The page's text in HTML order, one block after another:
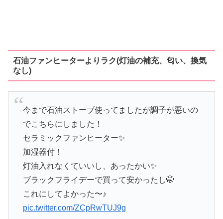
石油ファンヒーターよりラク(灯油の補充、匂い、換気
なし)
今まで石油ストーブ使ってましたが調子が悪いの
でこちらにしました！
セラミックファンヒーター✨
加湿器付！
灯油入れなくていいし、あったかい✨
ブラックフライデーで買って安かったし🤭
これにしてよかった〜♪
pic.twitter.com/ZCpRwTUJ9g